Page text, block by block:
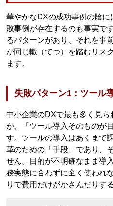
華やかなDXの成功事例の陰
敗事例が存在するのも事実で
るパターンがあり、それを事
が同じ轍（てつ）を踏むリス
ます。
失敗パターン1：ツール
中小企業のDXで最も多く見
が、「ツール導入そのものが
す。ツールの導入はあくまで
革のための「手段」であり、
せん。目的が不明確なまま導
務実態に合わずに全く使われ
りで費用だけがかさんだりす